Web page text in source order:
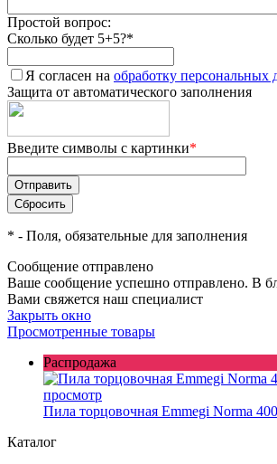
Простой вопрос:
Сколько будет 5+5?*
Я согласен на обработку персональных
Защита от автоматического заполнения
Введите символы с картинки*
* - Поля, обязательные для заполнения
Сообщение отправлено
Ваше сообщение успешно отправлено. В
Вами свяжется наш специалист
Закрыть окно
Просмотренные товары
Распродажа
просмотр
Пила торцовочная Emmegi Norma
Каталог